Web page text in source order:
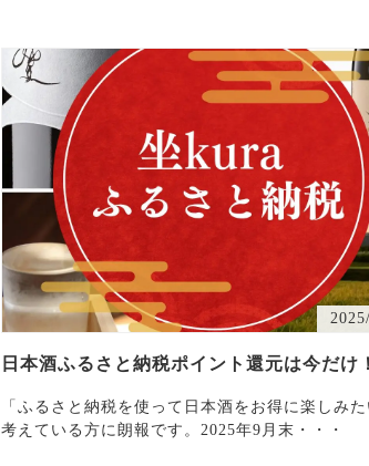
日本酒ふるさと納税ポイント還元は今だけ！
「ふるさと納税を使って日本酒をお得に楽しみた
考えている方に朗報です。2025年9月末・・・